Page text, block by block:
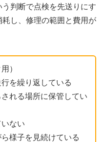
う判断で点検を先送りにす
し、修理の範囲と費用が
）
を繰り返している
れる場所に保管してい
ない
様子を見続けている